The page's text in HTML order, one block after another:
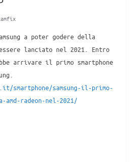
a poter godere della
lanciato nel 2021. Entro
arrivare il primo smartphone
smartphone/samsung-il-primo-
amd-radeon-nel-2021/